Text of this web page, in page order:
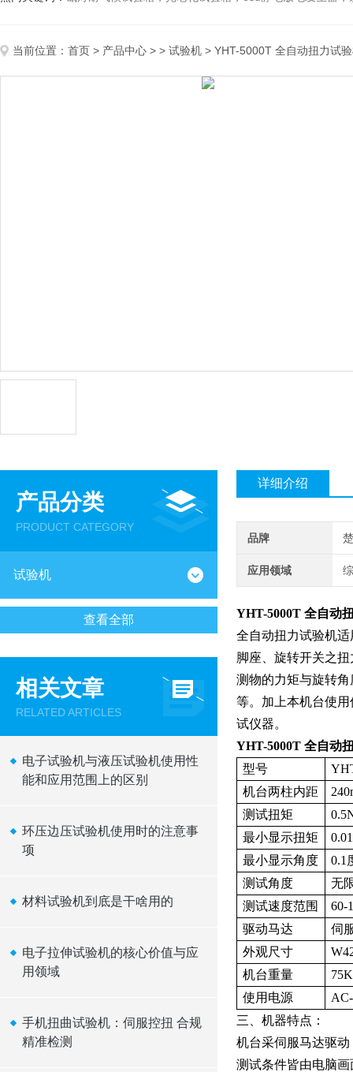
当前位置： 首页 > 产品中心 > > 试验机 > YHT-5000T 全自动扭力试
产品分类
PRODUCT CATEGORY
试验机
查看全部
相关文章
RELATED ARTICLES
电子试验机与液压试验机使用性
能和应用范围上的区别
环压边压试验机使用时的注意事
项
材料试验机到底是干啥用的
电子拉伸试验机的核心价值与应
用领域
手机扭曲试验机：伺服控扭 合规
精准检测
详细介绍
品牌
应用领域
YHT-5000T 全自动
全自动扭力试验机
脚座、旋转开关之
测物的力矩与旋转
等。加上本机台使
试仪器。
YHT-5000T 全自动
型号
机台两柱内距
测试扭矩
最小显示扭矩
最小显示角度
0.1
测试角度
无
测试速度范围
60-
驱动马达
伺
外观尺寸
机台重量
使用电源
三、机器特点：
机台采伺服马达驱
测试条件皆由电脑